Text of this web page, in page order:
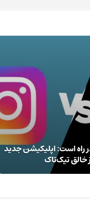
راه است:‌ اپلیکیشن جدید